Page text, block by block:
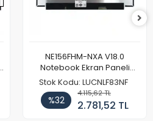
NE156FHM-NXA V18.0
Notebook Ekran Paneli
144Hz
Stok Kodu: LUCNLF83NF
%32
4.115,62 TL
2.781,52 TL